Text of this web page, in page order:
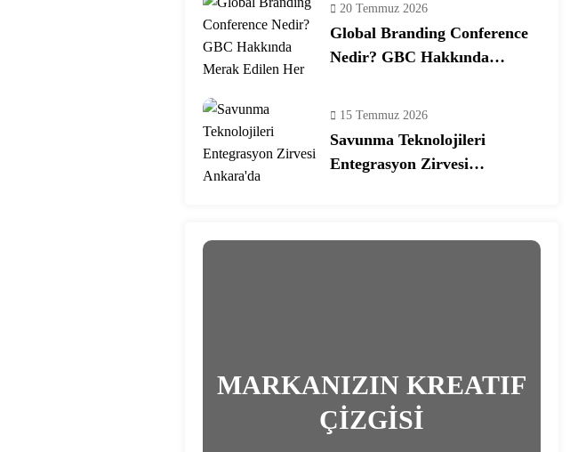
20 Temmuz 2026
Global Branding Conference
Nedir? GBC Hakkında
15 Temmuz 2026
Savunma Teknolojileri
Entegrasyon Zirvesi
MARKANIZIN KREATIF
ÇİZGİSİ